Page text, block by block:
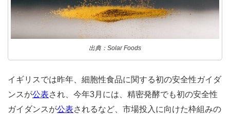
出典：Solar Foods
イギリスでは昨年、細胞性食品に関する初の安全性ガイダ
ンスが公表され、今年3月には、精密発酵でも初の安全性
ガイダンスが公表されるなど、市場投入に向けた枠組みの